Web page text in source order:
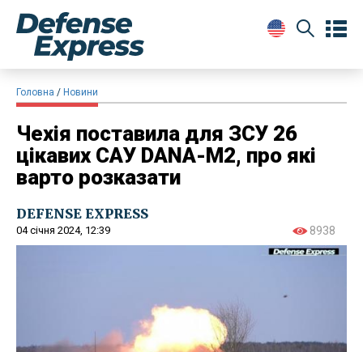
Головна Новини
Чехія поставила для ЗСУ 26
цікавих САУ DANA-M2, про які
варто розказати
DEFENSE EXPRESS
04 січня 2024, 12:39 8938